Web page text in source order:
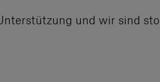
und wir sind